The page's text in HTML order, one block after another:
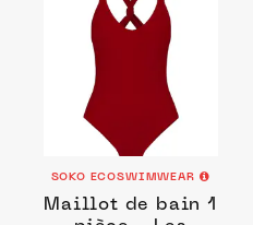
SOKO ECOSWIMWEAR
Maillot de bain 1